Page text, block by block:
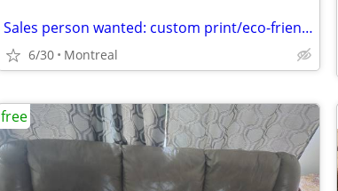
Sales person wanted: custom print/eco-friendly packaging
6/30 Montreal
free